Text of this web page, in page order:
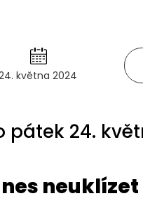
května 2024
24.
neuklízet